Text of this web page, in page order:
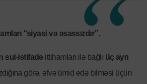
“siyasi və əsassızdır”.
sui-istifadə ittihamları ilə bağlı üç ayrı
görə, əfvə ümid edə bilməsi üçün